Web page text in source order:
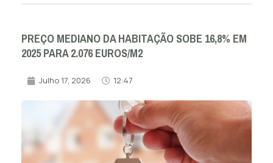
PREÇO MEDIANO DA HABITAÇÃO SOBE 16,8% EM
2025 PARA 2.076 EUROS/M2
Julho 17, 2026 12:47